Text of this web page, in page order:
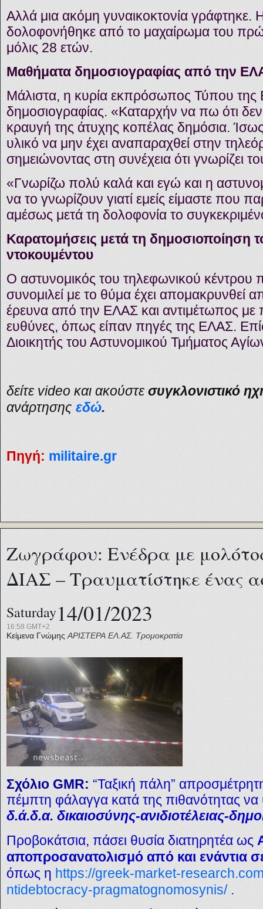
Αλλά μια ακόμη γυναικοκτονία γράφτηκε.
δολοφονήθηκε από το μαχαίρωμα του
μόλις 28 ετών.
Μαθήματα δημοσιογραφίας από την
Μάλιστα, η κυρία εκπρόσωπος Τύπου
δημοσιογραφίας. «Καταρχήν να πω ότι
κραυγή της άτυχης κοπέλας δημόσια.
υλικό να μην έχει αναπαραχθεί στην
σημειώνοντας στη συνέχεια ότι γνωρίζει
«Γνωρίζω πολύ καλά και εγώ και η
να το γνωρίζουν γιατί εμείς είμαστε που
αμέσως μετά τη δολοφονία το
Καρατομήσεις μετά τη δημοσιοποίηση
ντοκουμέντου
Ο αστυνομικός του τηλεφωνικού κέντρου
συνομιλεί με το θύμα έχει απομακρυνθεί
έρευνα από την ΕΛΑΣ και αντιμέτωπος με
ευθύνες, όπως είπαν πηγές της ΕΛΑΣ.
Διοικητής του Αστυνομικού Τμήματος
δείτε video και ακούστεσυγκλονιστικό
ανάρτησης εδώ.
Πηγή: militaire.gr
Ζωγράφου: Ενέδρα με
ΔΙΑΣ – Τραυματίστηκε ένας
Saturday14/01/2023
16:58 GMT+2
Κείμενα Γνώμης ΑΡΙΣΤΕΡΑ ΕΛ.ΑΣ. Τρομοκρατία
Σχόλιο GMR: “Ταξική πάλη”
πέμπτη φάλαγγα κατά της πιθανότητας να
δ.ά.δ.α. δικαιοσύνης-ανιδιοτέλειας-
Προβοκάτσια, πάσει θυσία διατηρητέα ως
αποπροσανατολισμό από και ενάντια
όπως η https://greek-market-
ntidebtocracy-pragmatognomosynis/.